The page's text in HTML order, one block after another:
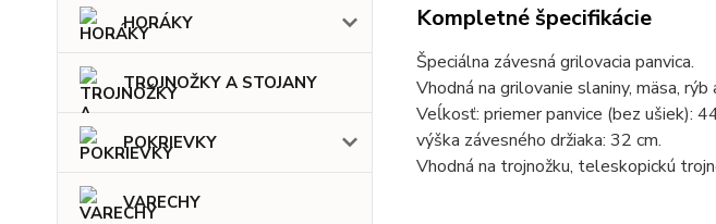
HORÁKY
TROJNOŽKY A STOJANY
POKRIEVKY
VARECHY
Kompletné špecifikácie
Špeciálna závesná grilovacia panvica.
Vhodná na grilovanie slaniny, mäsa,
Veĺkosť: priemer panvice (bez ušiek):
výška závesného držiaka: 32 cm.
Vhodná na trojnožku, teleskopickú